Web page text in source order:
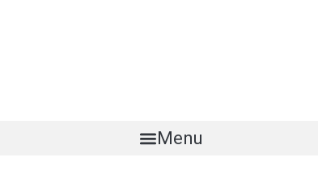
Menu